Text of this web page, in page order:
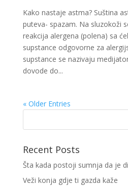
Kako nastaje astma? Suština
puteva- spazam. Na sluzokoži
reakcija alergena (polena) sa
supstance odgovorne za
supstance se nazivaju
dovode do...
« Older Entries
Recent Posts
Šta kada postoji sumnja da je
Veži konja gdje ti gazda kaže